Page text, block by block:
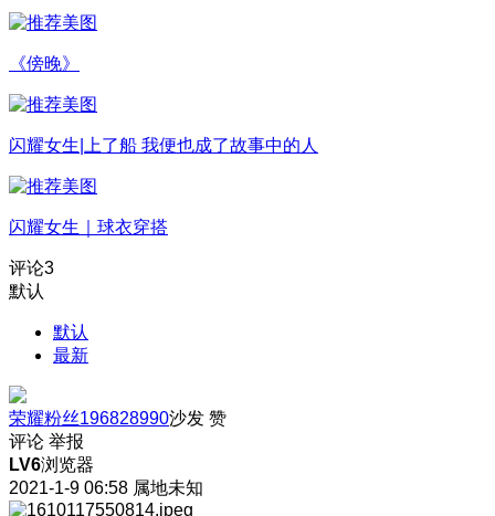
《傍晚》
闪耀女生|上了船 我便也成了故事中的人
闪耀女生｜球衣穿搭
评论3
默认
默认
最新
荣耀粉丝196828990沙发 赞
评论 举报
LV6浏览器
2021-1-9 06:58 属地未知